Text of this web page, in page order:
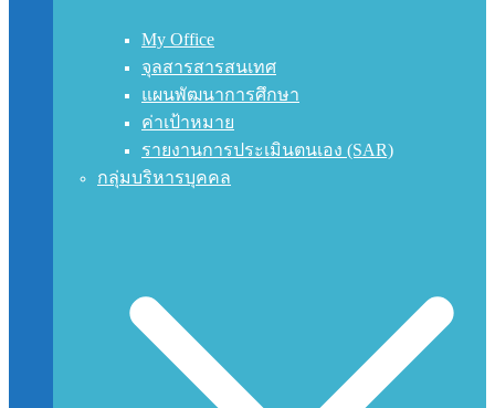
My Office
จุลสารสารสนเทศ
แผนพัฒนาการศึกษา
ค่าเป้าหมาย
รายงานการประเมินตนเอง (SAR)
กลุ่มบริหารบุคคล